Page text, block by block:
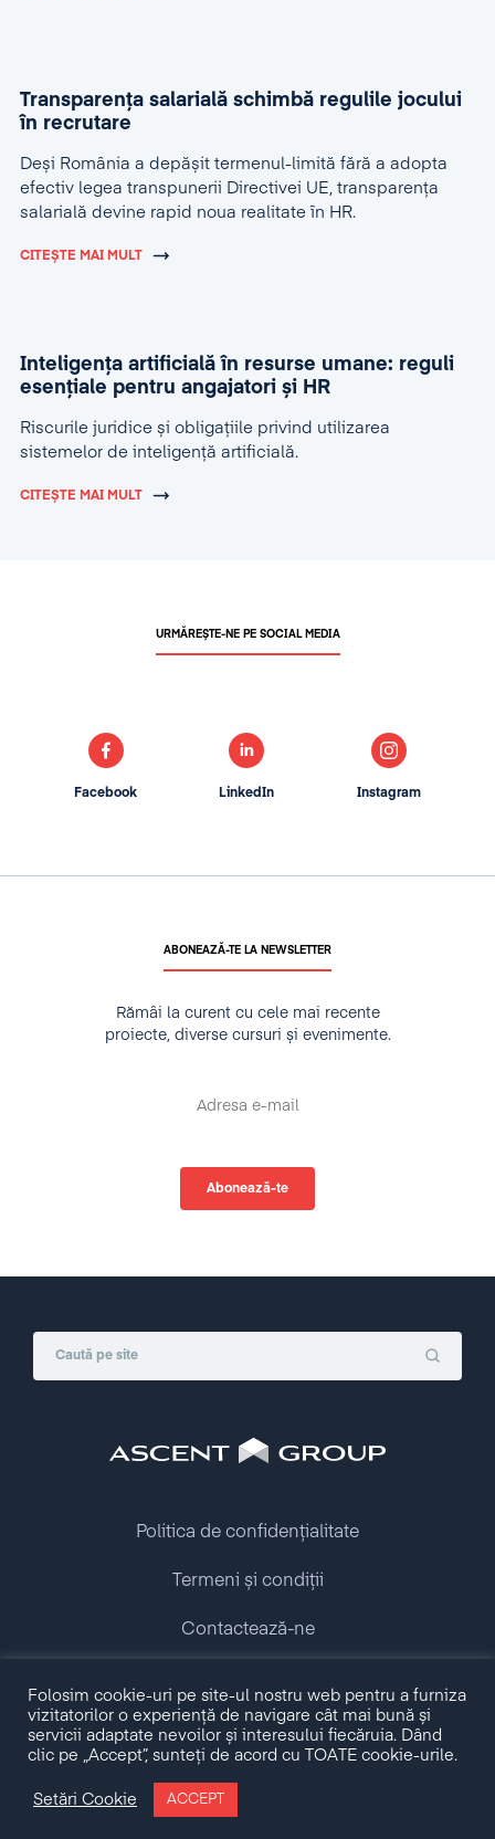
Transparența salarială schimbă regulile jocului
în recrutare
Deși România a depășit termenul-limită fără a adopta
efectiv legea transpunerii Directivei UE, transparența
salarială devine rapid noua realitate în HR.
CITEȘTE MAI MULT
Inteligența artificială în resurse umane: reguli
esențiale pentru angajatori și HR
Riscurile juridice și obligațiile privind utilizarea
sistemelor de inteligență artificială.
CITEȘTE MAI MULT
ABONEAZĂ-TE LA NEWSLETTER
Rămâi la curent cu cele mai recente
proiecte, diverse cursuri și evenimente.
URMĂREȘTE-NE PE SOCIAL MEDIA
Facebook LinkedIn Instagram
Copyright © 2009 - 2026 Ascent Group.
All rights reserved.
Politica de confidențialitate
Termeni și condiții
Contactează-ne
Folosim cookie-uri pe site-ul nostru web pentru a furniza
vizitatorilor o experiență de navigare cât mai bună și
servicii adaptate nevoilor și interesului fiecăruia. Dând
clic pe „Accept”, sunteți de acord cu TOATE cookie-urile.
Setări Cookie ACCEPT